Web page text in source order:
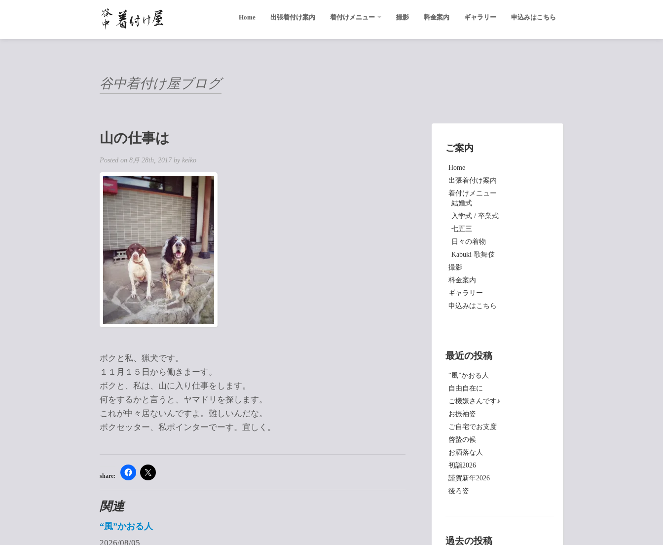
Home 出張着付け案内 着付けメニュー 撮影 料金案内 ギャラリー 申込みはこちら
谷中着付け屋ブログ
山の仕事は
Posted on 8月 28th, 2017 by keiko
ボクと私、猟犬です。
１１月１５日から働きまーす。
ボクと、私は、山に入り仕事をします。
何をするかと言うと、ヤマドリを探します。
これが中々居ないんですよ。難しいんだな。
ボクセッター、私ポインターでーす。宜しく。
share:
関連
“風”かおる人
2026/08/05
ご案内
Home
出張着付け案内
着付けメニュー
結婚式
入学式 / 卒業式
七五三
日々の着物
Kabuki-歌舞伎
撮影
料金案内
ギャラリー
申込みはこちら
最近の投稿
“風”かおる人
自由自在に
ご機嫌さんです♪
お振袖姿
ご自宅でお支度
啓蟄の候
お洒落な人
初詣2026
謹賀新年2026
後ろ姿
過去の投稿